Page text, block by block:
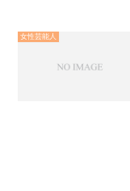
女性芸能人